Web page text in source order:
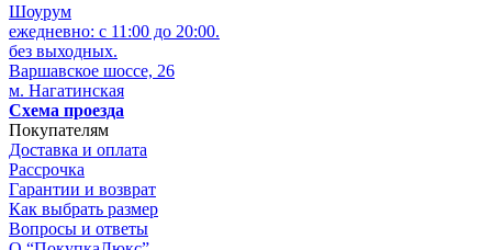
Шоурум
ежедневно: с 11:00 до 20:00.
без выходных.
Варшавское шоссе, 26
м. Нагатинская
Схема проезда
Покупателям
Доставка и оплата
Рассрочка
Гарантии и возврат
Как выбрать размер
Вопросы и ответы